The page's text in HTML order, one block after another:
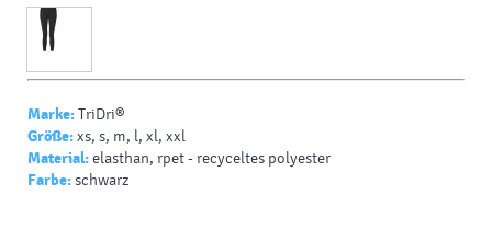
Marke:TriDri®
Größe:xs, s, m, l, xl, xxl
Material:elasthan, rpet - recyceltes polyester
Farbe:schwarz